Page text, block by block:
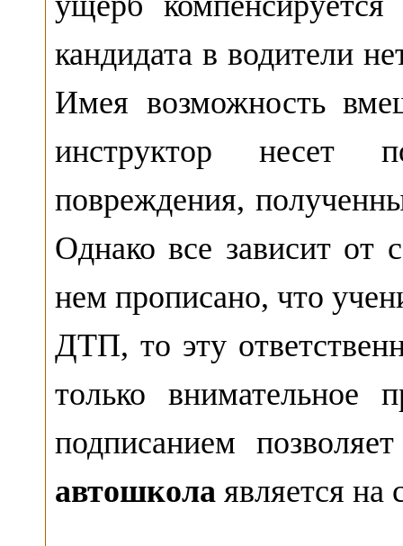
кандидата в водители
Имея возможность
инструктор несет
повреждения,
Однако все зависит от
нем прописано, что
ДТП, то эту
только внимательное
подписанием
автошкола является на